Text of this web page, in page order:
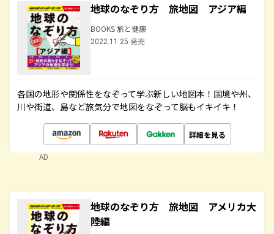
地球のなぞり方 旅地図 アジア編
BOOKS 旅と健康
2022.11.25 発売
各国の地形や関係性をなぞって学ぶ新しい地図本！国境や州、
川や街道、島など旅気分で地図をなぞって脳もイキイキ！
詳細を見る
AD
地球のなぞり方 旅地図 アメリカ大
陸編